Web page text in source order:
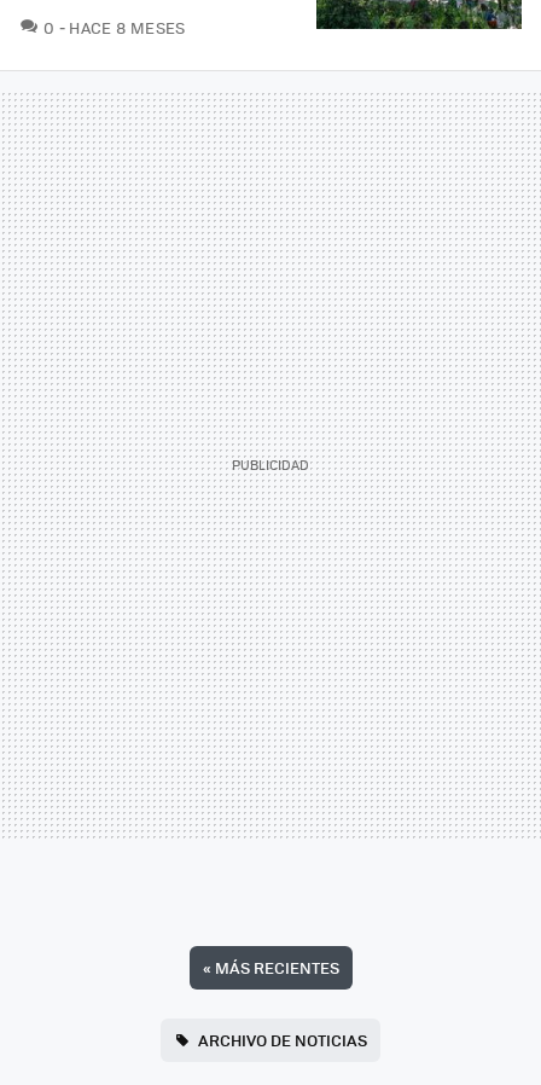
0 COMENTARIOS
HACE 8 MESES
« MÁS RECIENTES
ARCHIVO DE NOTICIAS